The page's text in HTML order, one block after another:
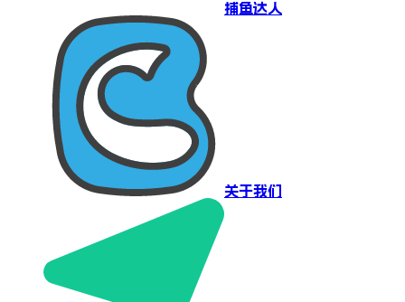
捕鱼达人
关于我们